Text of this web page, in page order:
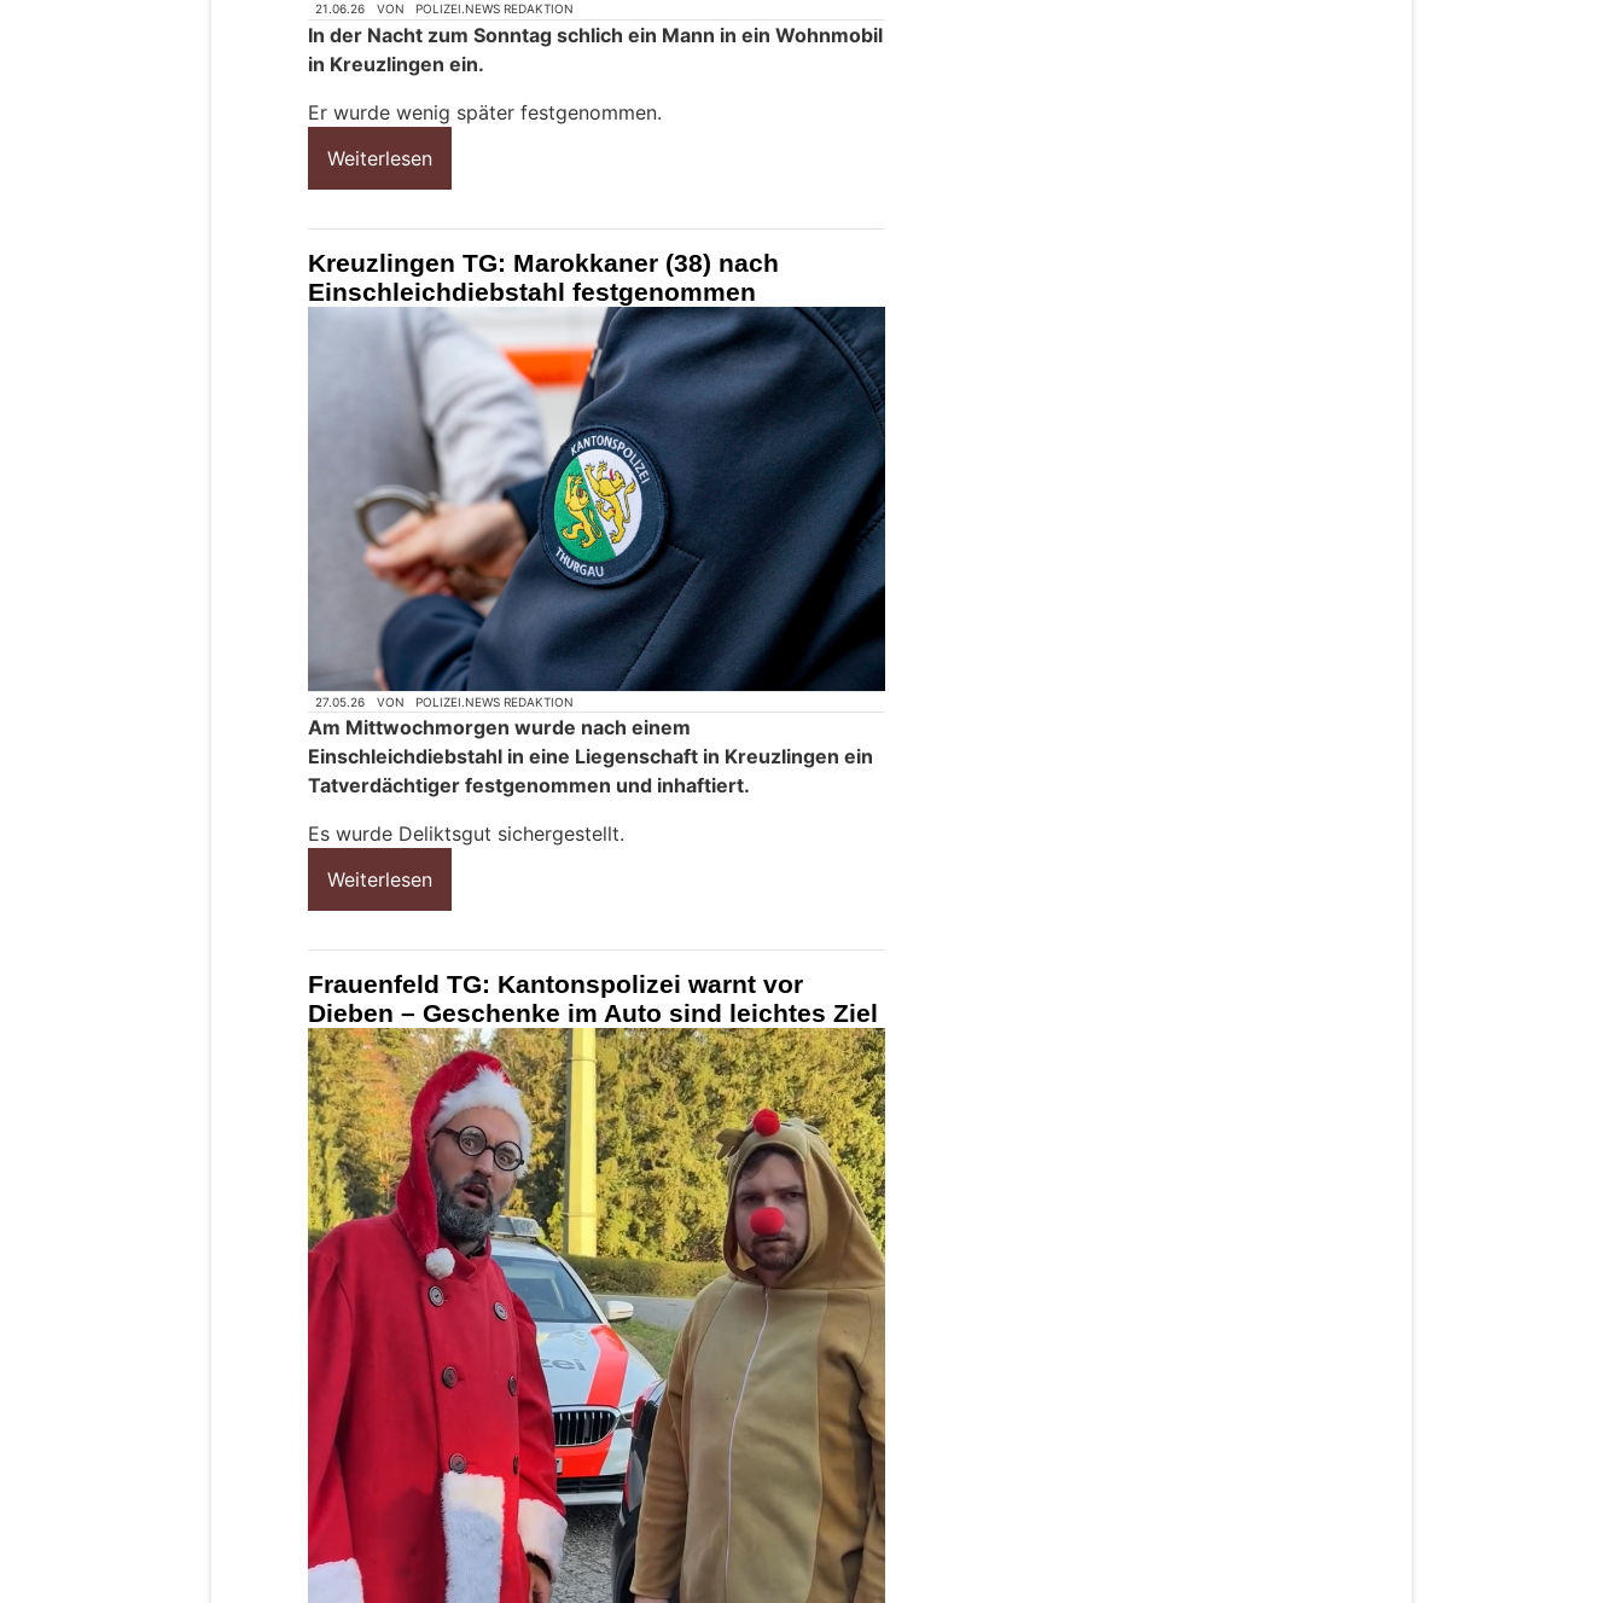
21.06.26 VON POLIZEI.NEWS REDAKTION
In der Nacht zum Sonntag schlich ein Mann in ein Wohnmobil
in Kreuzlingen ein.
Er wurde wenig später festgenommen.
Weiterlesen
Kreuzlingen TG: Marokkaner (38) nach
Einschleichdiebstahl festgenommen
27.05.26 VON POLIZEI.NEWS REDAKTION
Am Mittwochmorgen wurde nach einem
Einschleichdiebstahl in eine Liegenschaft in Kreuzlingen ein
Tatverdächtiger festgenommen und inhaftiert.
Es wurde Deliktsgut sichergestellt.
Weiterlesen
Frauenfeld TG: Kantonspolizei warnt vor
Dieben – Geschenke im Auto sind leichtes Ziel